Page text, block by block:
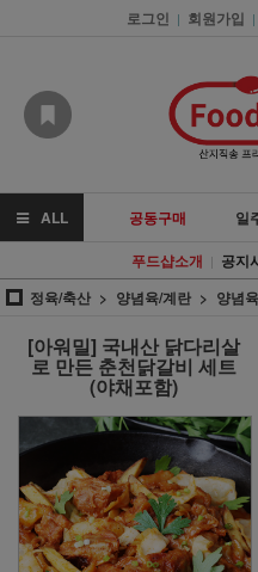
로그인 | 회원가입 |
ALL 공동구매 일
푸드샵소개 | 공지
정육/축산
양념육/계란 양념
[아워밀] 국내산 닭다리살
로 만든 춘천닭갈비 세트
(야채포함)